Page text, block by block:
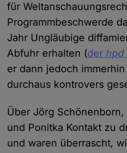
für
Programmbeschwerde
Jahr Ungläubige
Abfuhr erhalten (der hpd
er dann jedoch
durchaus kontrovers
Über Jörg
und Ponitka Kontakt zu
und waren überrascht,